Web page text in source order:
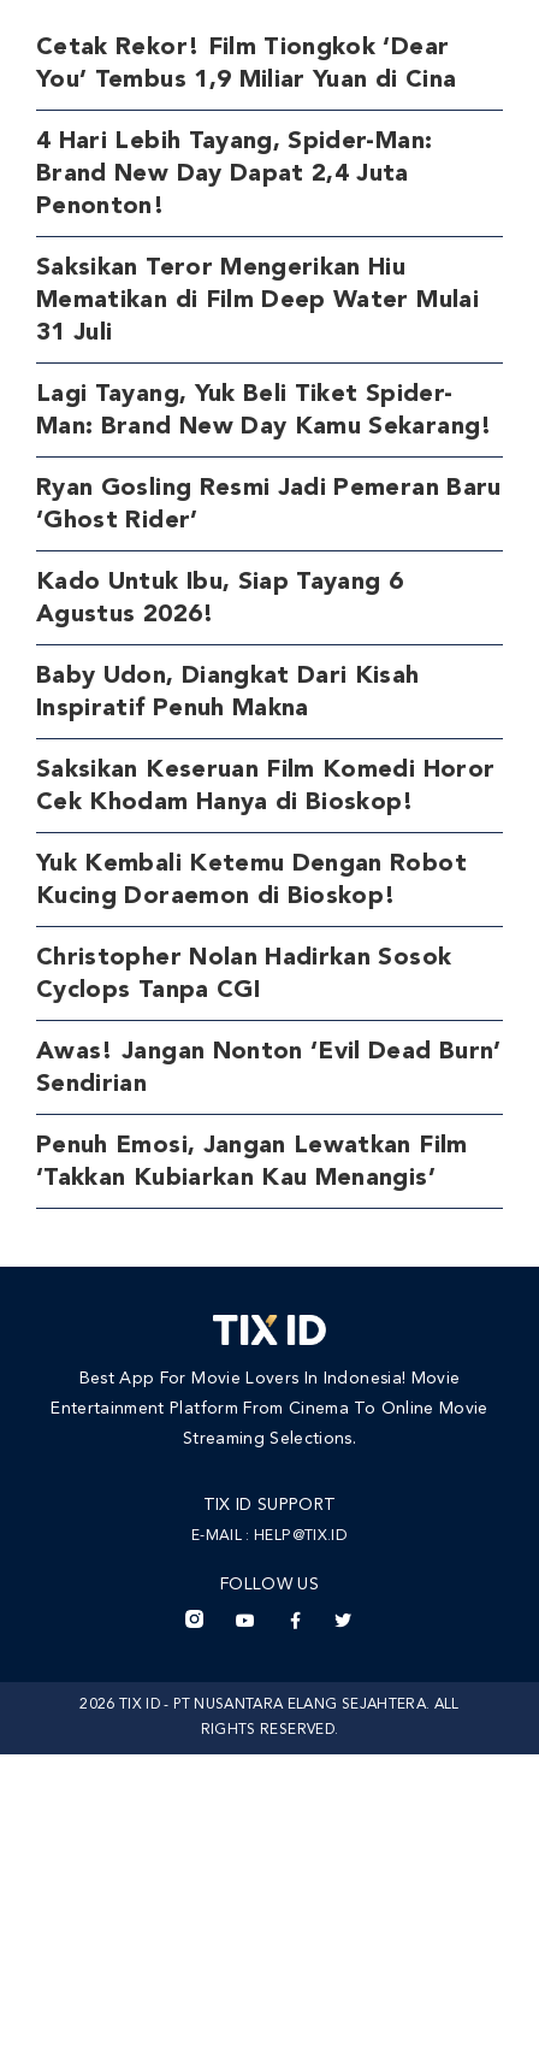
Cetak Rekor! Film Tiongkok ‘Dear
You’ Tembus 1,9 Miliar Yuan di Cina
4 Hari Lebih Tayang, Spider-Man:
Brand New Day Dapat 2,4 Juta
Penonton!
Saksikan Teror Mengerikan Hiu
Mematikan di Film Deep Water Mulai
31 Juli
Lagi Tayang, Yuk Beli Tiket Spider-
Man: Brand New Day Kamu Sekarang!
Ryan Gosling Resmi Jadi Pemeran Baru
‘Ghost Rider’
Kado Untuk Ibu, Siap Tayang 6
Agustus 2026!
Baby Udon, Diangkat Dari Kisah
Inspiratif Penuh Makna
Saksikan Keseruan Film Komedi Horor
Cek Khodam Hanya di Bioskop!
Yuk Kembali Ketemu Dengan Robot
Kucing Doraemon di Bioskop!
Christopher Nolan Hadirkan Sosok
Cyclops Tanpa CGI
Awas! Jangan Nonton ‘Evil Dead Burn’
Sendirian
Penuh Emosi, Jangan Lewatkan Film
‘Takkan Kubiarkan Kau Menangis’
Best App For Movie Lovers In Indonesia! Movie
Entertainment Platform From Cinema To Online Movie
Streaming Selections.
TIX ID SUPPORT
E-MAIL : HELP@TIX.ID
FOLLOW US
2026 TIX ID - PT NUSANTARA ELANG SEJAHTERA. ALL
RIGHTS RESERVED.